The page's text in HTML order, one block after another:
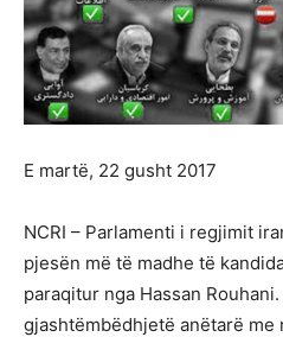
E martë, 22 gusht 2017
NCRI – Parlamenti i regjimit
pjesën më të madhe të
paraqitur nga Hassan
gjashtëmbëdhjetë anëtarë